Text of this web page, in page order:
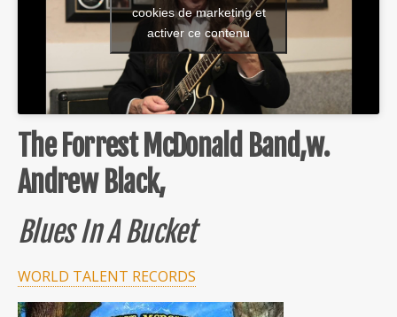
cookies de marketing et
activer ce contenu
The Forrest McDonald Band,w.
Andrew Black,
Blues In A Bucket
WORLD TALENT RECORDS